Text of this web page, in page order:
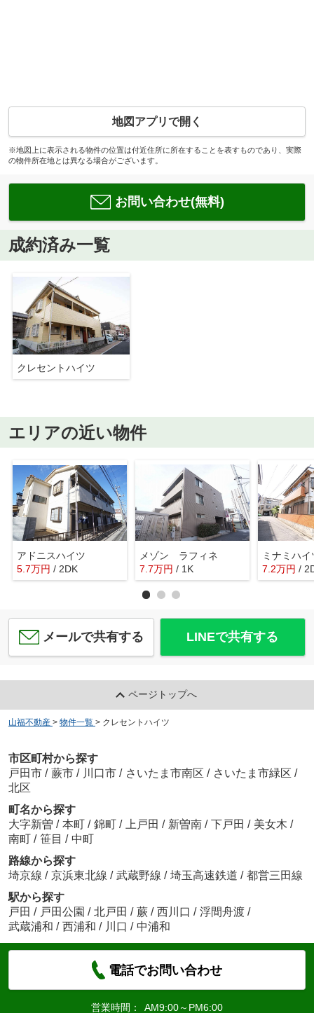
地図アプリで開く
※地図上に表示される物件の位置は付近住所に所在することを表すものであり、実際
の物件所在地とは異なる場合がございます。
お問い合わせ(無料)
成約済み一覧
クレセントハイツ
エリアの近い物件
アドニスハイツ
5.7万円 / 2DK
メゾン ラフィネ
7.7万円 / 1K
ミナミハイ
7.2万円 /
メールで共有する LINEで共有する
ページトップへ
山福不動産 > 物件一覧 > クレセントハイツ
市区町村から探す
戸田市 / 蕨市 / 川口市 / さいたま市南区 / さいたま市緑区 /
北区
町名から探す
大字新曽 / 本町 / 錦町 / 上戸田 / 新曽南 / 下戸田 / 美女木 /
南町 / 笹目 / 中町
路線から探す
埼京線 / 京浜東北線 / 武蔵野線 / 埼玉高速鉄道 / 都営三田線
駅から探す
戸田 / 戸田公園 / 北戸田 / 蕨 / 西川口 / 浮間舟渡 /
武蔵浦和 / 西浦和 / 川口 / 中浦和
電話でお問い合わせ
営業時間： AM9:00～PM6:00